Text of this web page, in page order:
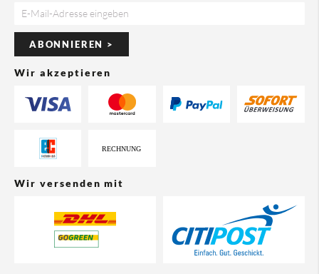
ABONNIEREN >
Wir akzeptieren
Wir versenden mit